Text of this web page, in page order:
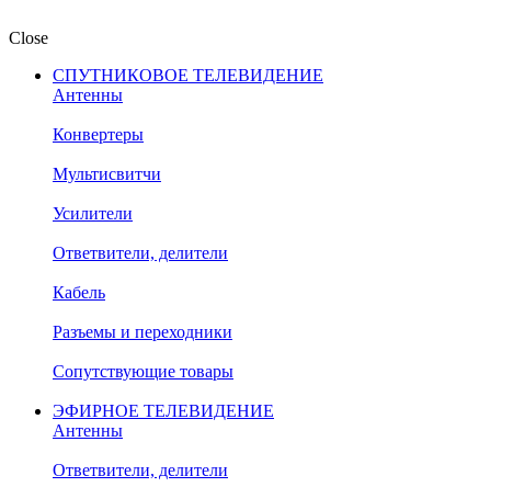
Close
СПУТНИКОВОЕ ТЕЛЕВИДЕНИЕ
Антенны
Конвертеры
Мультисвитчи
Усилители
Ответвители, делители
Кабель
Разъемы и переходники
Сопутствующие товары
ЭФИРНОЕ ТЕЛЕВИДЕНИЕ
Антенны
Ответвители, делители